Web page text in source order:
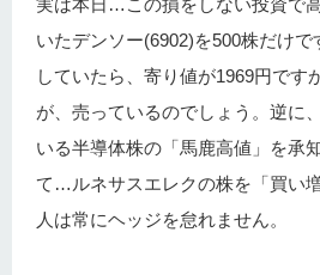
実は本日…この損をしない投資で
いたデンソー(6902)を500株だけ
していたら、寄り値が1969円で
が、売っているのでしょう。逆に
いる半導体株の「馬鹿高値」を承
て…ルネサスエレクの株を「買い
人は常にヘッジを怠れません。